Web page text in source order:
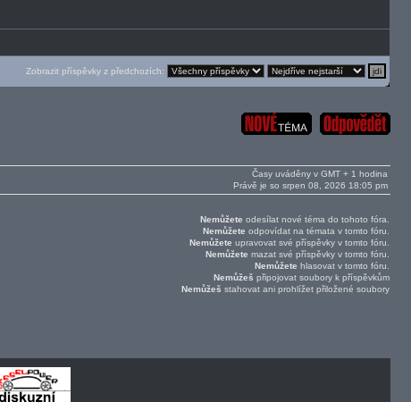
Zobrazit příspěvky z předchozích:
Časy uváděny v GMT + 1 hodina
Právě je so srpen 08, 2026 18:05 pm
Nemůžete odesílat nové téma do tohoto fóra.
Nemůžete odpovídat na témata v tomto fóru.
Nemůžete upravovat své příspěvky v tomto fóru.
Nemůžete mazat své příspěvky v tomto fóru.
Nemůžete hlasovat v tomto fóru.
Nemůžeš připojovat soubory k příspěvkům
Nemůžeš stahovat ani prohlížet přiložené soubory